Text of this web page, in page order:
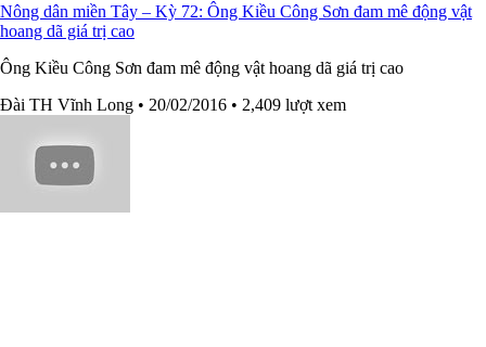
Nông dân miền Tây – Kỳ 72: Ông Kiều Công Sơn đam mê động vật
hoang dã giá trị cao
Ông Kiều Công Sơn đam mê động vật hoang dã giá trị cao
Đài TH Vĩnh Long • 20/02/2016 • 2,409 lượt xem